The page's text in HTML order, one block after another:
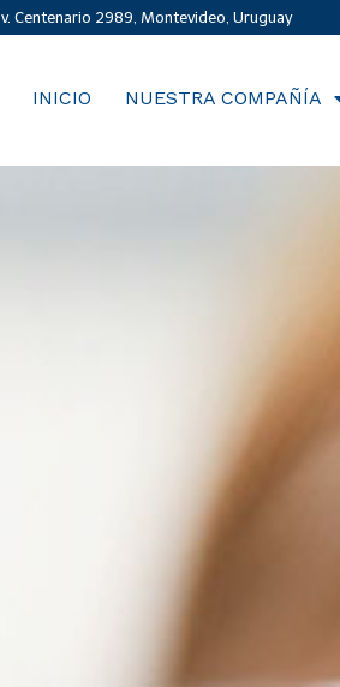
v. Centenario 2989, Montevideo, Uruguay
INICIO NUESTRA COMPAÑÍA